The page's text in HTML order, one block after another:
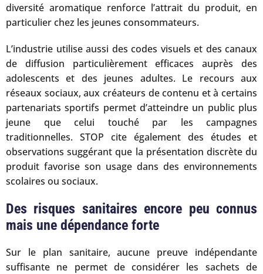
diversité aromatique renforce l’attrait du produit, en
particulier chez les jeunes consommateurs.
L’industrie utilise aussi des codes visuels et des canaux
de diffusion particulièrement efficaces auprès des
adolescents et des jeunes adultes. Le recours aux
réseaux sociaux, aux créateurs de contenu et à certains
partenariats sportifs permet d’atteindre un public plus
jeune que celui touché par les campagnes
traditionnelles. STOP cite également des études et
observations suggérant que la présentation discrète du
produit favorise son usage dans des environnements
scolaires ou sociaux.
Des risques sanitaires encore peu connus
mais une dépendance forte
Sur le plan sanitaire, aucune preuve indépendante
suffisante ne permet de considérer les sachets de